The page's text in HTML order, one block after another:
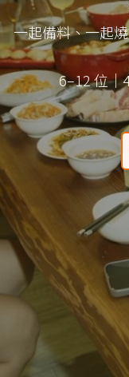
一起備料、一起
6–12 位｜